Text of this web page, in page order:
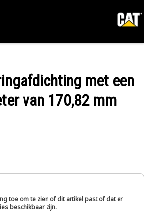
met een
van 170,82 mm
toe om te zien of dit artikel past of dat er
beschikbaar zijn.